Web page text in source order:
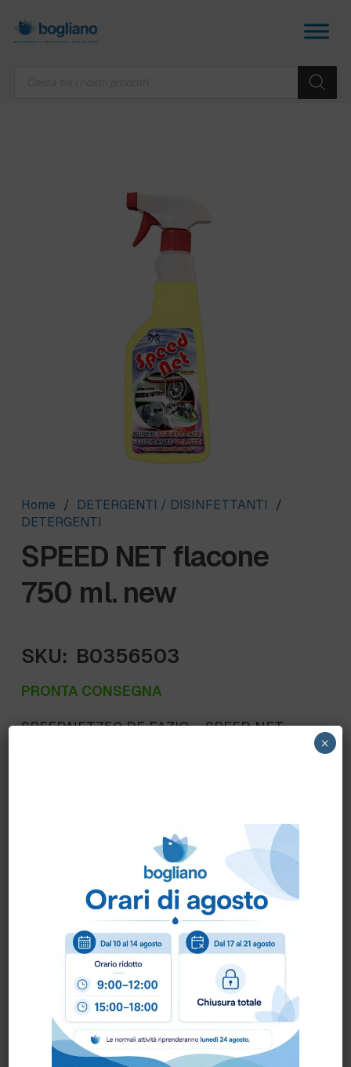
Home / DETERGENTI / DISINFETTANTI
/
DETERGENTI
SPEED NET flacone
750 ml. new
SKU: B0356503
PRONTA CONSEGNA
SPEEDNET750 DE FAZIO – SPEED NET
Come ordinare?
Puoi ordinare chiamando al 0172 478161oppure
scrivendo una mail a info@bogliano.it.
Per ogni informazione siamo a disposizione.
×